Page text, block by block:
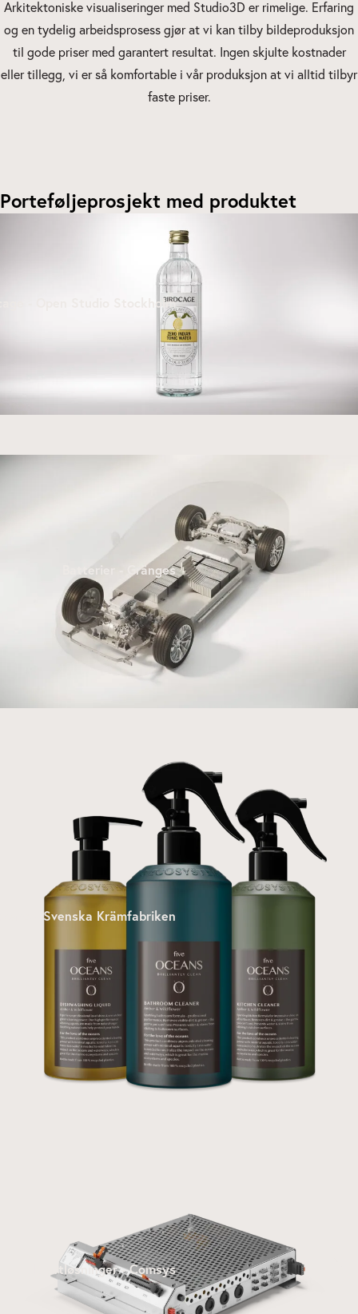
Arkitektoniske visualiseringer med Studio3D er rimelige. Erfaring
og en tydelig arbeidsprosess gjør at vi kan tilby bildeproduksjon
til gode priser med garantert resultat. Ingen skjulte kostnader
eller tillegg, vi er så komfortable i vår produksjon at vi alltid tilbyr
faste priser.
Porteføljeprosjekt med produktet
- Open Studio Stockholm
Batterier - Gränges
- Svenska Krämfabriken
Kraftløsninger - Comsys